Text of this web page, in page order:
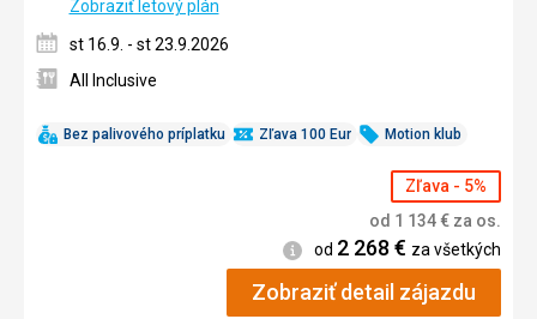
Bez palivového príplatku Zľava 100 Eur Motion klub
Zobraziť letový plán
st 16.9. - st 23.9.2026
All Inclusive
Zľava - 5%
od 1 134€ za os.
Informácie
od 2 268 € za všetkých
Zobraziť detail zájazdu